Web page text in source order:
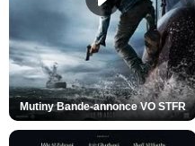
Mutiny Bande-annonce VO STFR